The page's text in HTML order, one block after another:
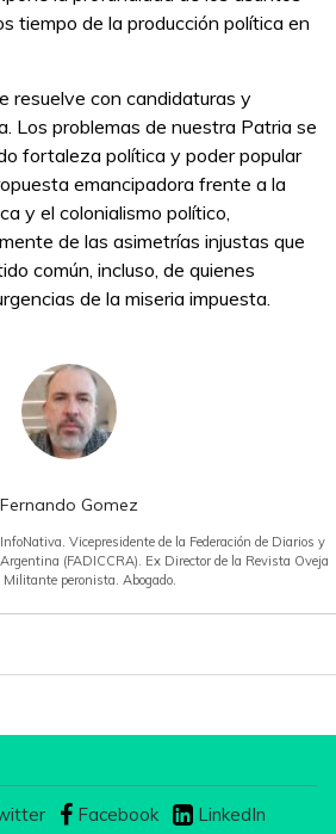
tiempo de la producción política en
resuelve con candidaturas y
Los problemas de nuestra Patria se
fortaleza política y poder popular
emancipadora frente a la
y el colonialismo político,
de las asimetrías injustas que
común, incluso, de quienes
de la miseria impuesta.
Fernando Gomez
Vicepresidente de la Federación de Diarios y
(FADICCRA). Ex Director de la Revista Oveja
Militante peronista. Abogado.
Facebook
LinkedIn